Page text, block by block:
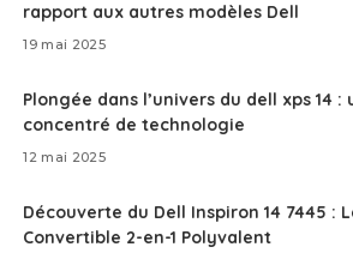
rapport aux autres modèles Dell
19 mai 2025
Plongée dans l’univers du dell xps 14 :
concentré de technologie
12 mai 2025
Découverte du Dell Inspiron 14 7445 :
Convertible 2-en-1 Polyvalent